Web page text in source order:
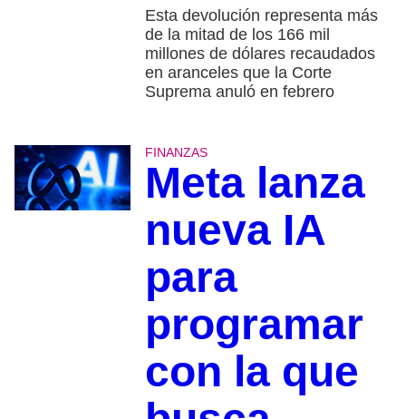
Esta devolución representa más
de la mitad de los 166 mil
millones de dólares recaudados
en aranceles que la Corte
Suprema anuló en febrero
FINANZAS
Meta lanza
nueva IA
para
programar
con la que